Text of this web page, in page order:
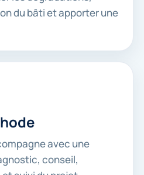
du bâti et apporter une
avec une
conseil,